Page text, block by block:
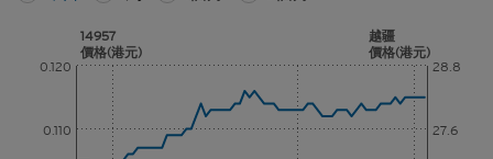
14957
價格(港元)
越疆
價格(港元)
0.110
0.120
27.6
28.8